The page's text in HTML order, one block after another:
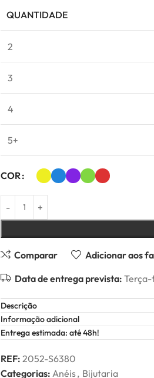
QUANTIDADE
2
3
4
5+
COR
Comparar Adicionar aos
Data de entrega prevista: Terça-
Descrição
Informação adicional
Entrega estimada: até 48h!
REF: 2052-S6380
Categorias: Anéis, Bijutaria